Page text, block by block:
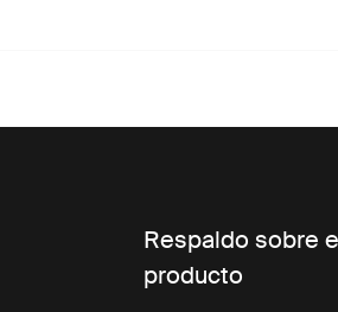
Respaldo sobre
producto